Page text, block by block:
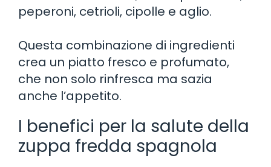
peperoni, cetrioli, cipolle e aglio.
Questa combinazione di ingredienti
crea un piatto fresco e profumato,
che non solo rinfresca ma sazia
anche l’appetito.
I benefici per la salute della
zuppa fredda spagnola